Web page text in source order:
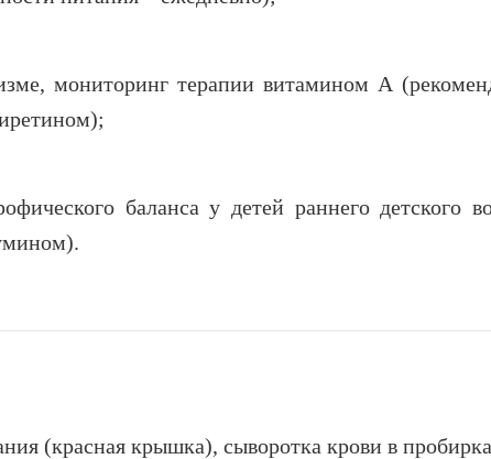
мониторинг терапии витамином А
баланса у детей раннего детского
(красная крышка), сыворотка крови в